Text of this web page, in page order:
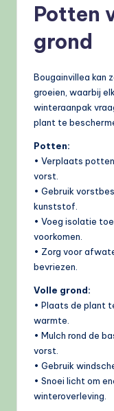
Potten
grond
Bougainvillea kan
groeien, waarbij
winteraanpak
plant te
Potten:
• Verplaats
vorst.
• Gebruik
kunststof.
• Voeg isolatie
voorkomen.
• Zorg voor
bevriezen.
Volle grond:
• Plaats de plant
warmte.
• Mulch rond de
vorst.
• Gebruik
• Snoei licht om
winteroverleving.